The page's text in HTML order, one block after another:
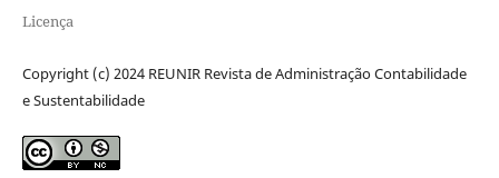
Licença
Copyright (c) 2024 REUNIR Revista de Administração Contabilidade
e Sustentabilidade